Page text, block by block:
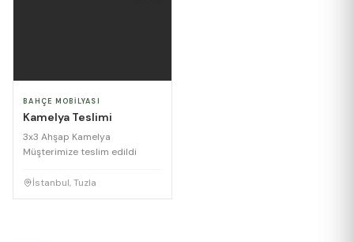
BAHÇE MOBILYASI
Kamelya Teslimi
3x3 Ahşap Kamelya
Müşterimize teslim edildi
İstanbul, Tuzla